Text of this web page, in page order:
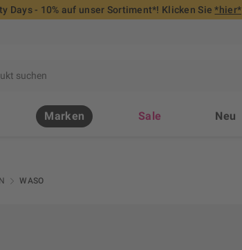
Days - 10% auf unser Sortiment*! Klicken Sie*hier*
Marken Sale Neu
WASO